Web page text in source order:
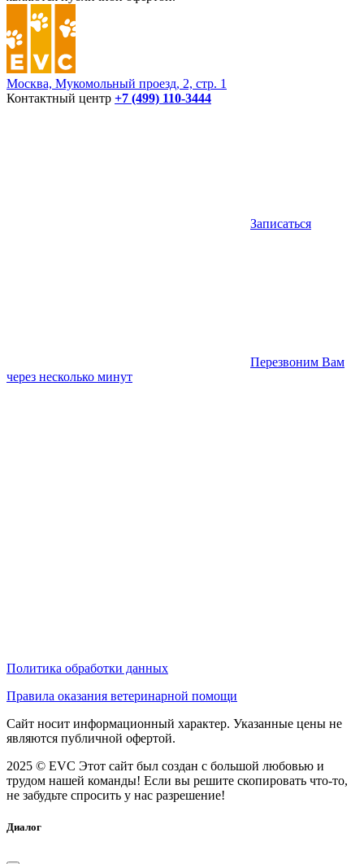
Москва, Мукомольный проезд, 2, стр. 1
Контактный центр +7 (499) 110-3444
Записаться
Перезвоним Вам
через несколько минут
Политика обработки данных
Правила оказания ветеринарной помощи
Сайт носит информационный характер. Указанные цены не
являются публичной офертой.
2025 © EVC Этот сайт был создан с большой любовью и
трудом нашей команды! Если вы решите скопировать что-то,
не забудьте спросить у нас разрешение!
Диалог